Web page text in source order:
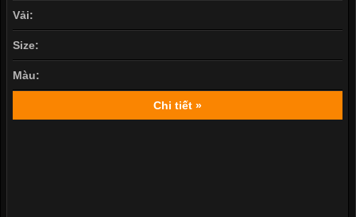
Vải:
Size:
Màu:
Chi tiết »